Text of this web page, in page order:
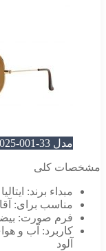
مدل RB3025-001-33
مشخصات کلی
مبداء برند: ایتالیا
مناسب برای:
فرم صورت:
کاربرد: آب و
آلود